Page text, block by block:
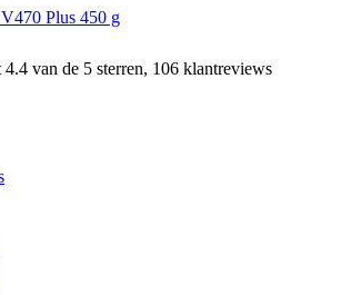
Plus 450 g
4.4 van de 5 sterren, 106 klantreviews